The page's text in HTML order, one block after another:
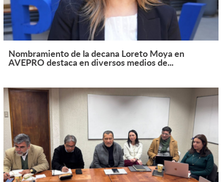
Nombramiento de la decana Loreto Moya en
AVEPRO destaca en diversos medios de...